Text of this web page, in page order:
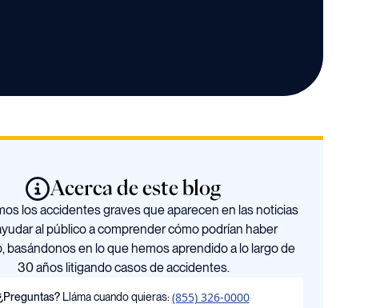
Acerca de este blog
los accidentes graves que aparecen en las noticias
al público a comprender cómo podrían haber
basándonos en lo que hemos aprendido a lo largo de
30 años litigando casos de accidentes.
Lláma cuando quieras: (855) 326-0000